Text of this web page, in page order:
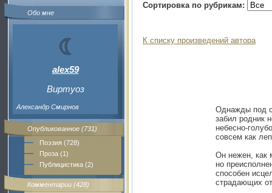
Обо мне
alex59
Виртуоз
Александр Смирнов
Опубликованное (731)
Поэзия (728)
Проза (1)
Публицистика (2)
Комментарии (428)
Сортировка по рубрикам:
К списку произведений автора
Однажды под
забил родник
небесно-
совсем как
Он нежен, как
но
способен
страдающих